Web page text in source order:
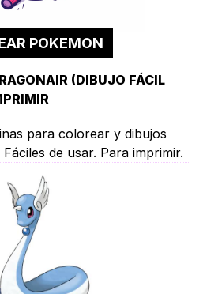
POKEMON
(DIBUJO FÁCIL
para colorear y dibujos
de usar. Para imprimir.